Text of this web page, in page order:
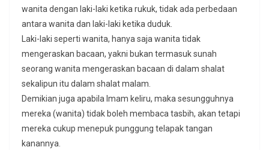
wanita dengan laki-laki ketika rukuk, tidak ada perbedaan
antara wanita dan laki-laki ketika duduk.
Laki-laki seperti wanita, hanya saja wanita tidak
mengeraskan bacaan, yakni bukan termasuk sunah
seorang wanita mengeraskan bacaan di dalam shalat
sekalipun itu dalam shalat malam.
Demikian juga apabila Imam keliru, maka sesungguhnya
mereka (wanita) tidak boleh membaca tasbih, akan tetapi
mereka cukup menepuk punggung telapak tangan
kanannya.